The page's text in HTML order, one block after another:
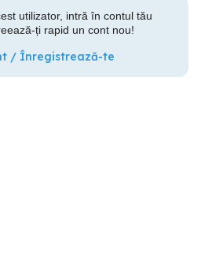
utilizator, intră în contul tău
ți rapid un cont nou!
/ Înregistrează-te